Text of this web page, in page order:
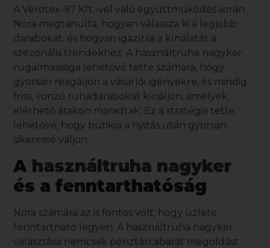
AVerotex-97 Kft.-vel való együttműködés során
Nóra megtanulta, hogyan válassza ki a legjobb
darabokat, és hogyan igazítsa a kínálatát a
szezonális trendekhez. A használtruha nagyker
rugalmassága lehetővé tette számára, hogy
gyorsan reagáljon a vásárlói igényekre, és mindig
friss, vonzó ruhadarabokat kínáljon, amelyek
elérhető árakon maradtak. Ez a stratégia tette
lehetővé, hogy butikja a nyitás után gyorsan
sikeressé váljon.
A használtruha nagyker
és a fenntarthatóság
Nóra számára az is fontos volt, hogy üzlete
fenntartható legyen. A használtruha nagyker
választása nemcsak pénztárcabarát megoldást